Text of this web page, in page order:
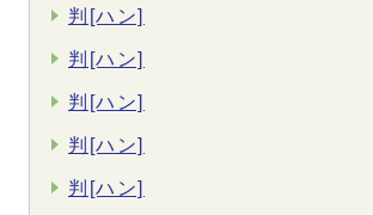
判[ハン]
判[ハン]
判[ハン]
判[ハン]
判[ハン]